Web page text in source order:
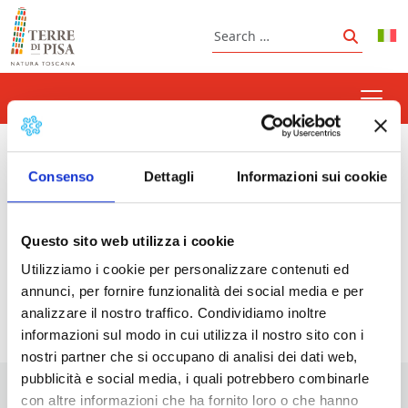
Consenso Dettagli Informazioni sui cookie
Questo sito web utilizza i cookie
Utilizziamo i cookie per personalizzare contenuti ed
annunci, per fornire funzionalità dei social media e per
analizzare il nostro traffico. Condividiamo inoltre
informazioni sul modo in cui utilizza il nostro sito con i
nostri partner che si occupano di analisi dei dati web,
pubblicità e social media, i quali potrebbero combinarle
con altre informazioni che ha fornito loro o che hanno
Skip to content
Search
Search
guitar concerts in Volterra
Prossimi eventi
<li>Non ci sono eventi con questo tag</li>